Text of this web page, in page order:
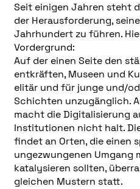
Seit einigen Jahren steht
der Herausforderung,
Jahrhundert zu führen.
Vordergrund:
Auf der einen Seite den
entkräften, Museen und
elitär und für junge und/
Schichten unzugänglich.
macht die Digitalisierung
Institutionen nicht halt.
findet an Orten, die einen
ungezwungenen Umgang
katalysieren sollten,
gleichen Mustern statt.